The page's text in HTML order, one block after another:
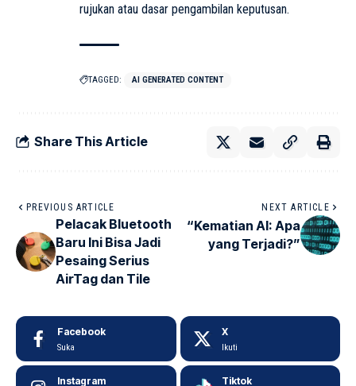
rujukan atau dasar pengambilan keputusan.
TAGGED: AI GENERATED CONTENT
Share This Article
PREVIOUS ARTICLE
Pelacak Bluetooth
Baru Ini Bisa Jadi
Pesaing Serius
AirTag dan Tile
NEXT ARTICLE
“Kematian AI: Apa
yang Terjadi?”
Facebook
Suka
X
Ikuti
Instagram Tiktok